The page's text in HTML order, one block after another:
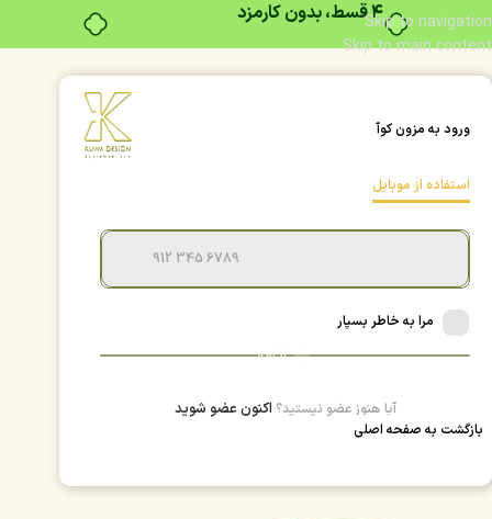
۴ قسط، بدون کارمزد
Skip to navigation
Skip to main content
ورود به مزون کوآ
استفاده از موبایل
مرا به خاطر بسپار
ادامه
آیا هنوز عضو نیستید؟ اکنون عضو شوید
بازگشت به صفحه اصلی